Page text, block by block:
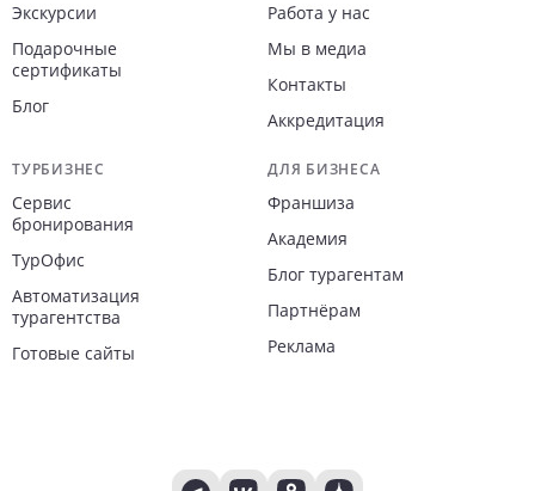
Экскурсии
Подарочные
сертификаты
Блог
Работа у нас
Мы в медиа
Контакты
Аккредитация
ТУРБИЗНЕС
Сервис
бронирования
ТурОфис
Автоматизация
турагентства
Готовые сайты
ДЛЯ БИЗНЕСА
Франшиза
Академия
Блог турагентам
Партнёрам
Реклама